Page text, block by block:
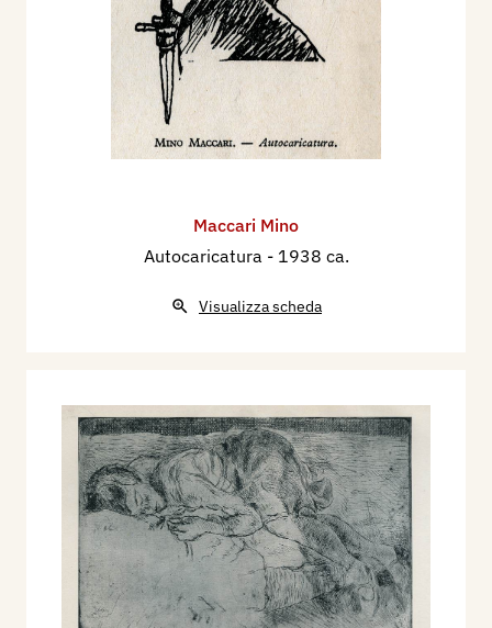
Maccari Mino
Autocaricatura - 1938 ca.
Visualizza scheda